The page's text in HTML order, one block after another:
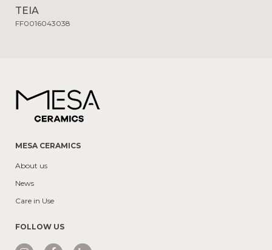
TEIA
FF0016043038
MESA CERAMICS
About us
News
Care in Use
FOLLOW US